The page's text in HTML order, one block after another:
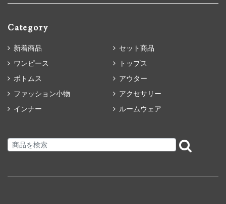
Category
新着商品
セット商品
ワンピース
トップス
ボトムス
アウター
ファッション小物
アクセサリー
インナー
ルームウェア